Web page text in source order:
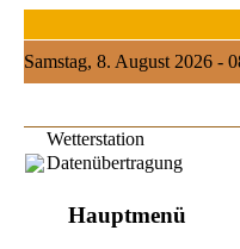
Samstag, 8. August 2026 -
Wetterstation
Datenübertragung
Hauptmenü